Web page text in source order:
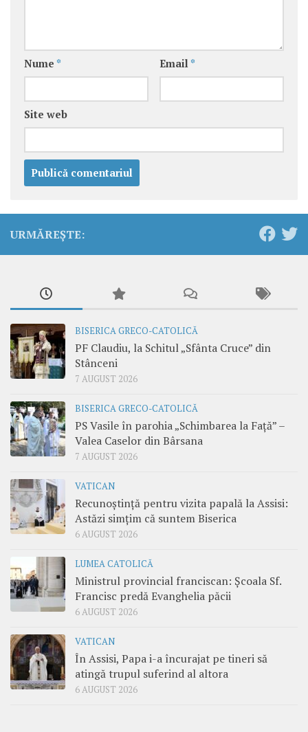
Nume * Email *
Site web
URMĂREȘTE:
BISERICA GRECO-CATOLICĂ
PF Claudiu, la Schitul „Sfânta Cruce” din
Stânceni
7 AUGUST 2026
BISERICA GRECO-CATOLICĂ
PS Vasile în parohia „Schimbarea la Față” –
Valea Caselor din Bârsana
7 AUGUST 2026
VATICAN
Recunoștință pentru vizita papală la Assisi:
Astăzi simțim că suntem Biserica
6 AUGUST 2026
LUMEA CATOLICĂ
Ministrul provincial franciscan: Școala Sf.
Francisc predă Evanghelia păcii
6 AUGUST 2026
VATICAN
În Assisi, Papa i-a încurajat pe tineri să
atingă trupul suferind al altora
6 AUGUST 2026